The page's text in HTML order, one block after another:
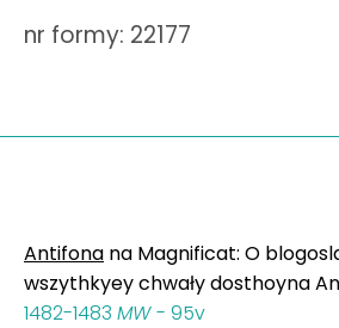
nr formy: 22177
Antifona na Magnificat: O
wszythkyey chwały dosthoyna
1482-1483 MW- 95v